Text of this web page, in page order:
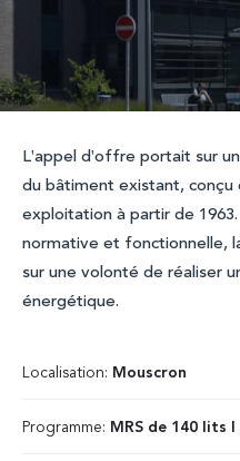
L'appel d'offre portait sur
du bâtiment existant, conçu
exploitation à partir de
normative et fonctionnelle,
sur une volonté de réaliser
énergétique.
Localisation: Mouscron
Programme: MRS de 140 lits